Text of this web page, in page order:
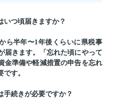
いつ頃届きますか？
ら半年〜1年後くらいに県税事
届きます。「忘れた頃にやって
金準備や軽減措置の申告を忘れ
す。
手続きが必要ですか？